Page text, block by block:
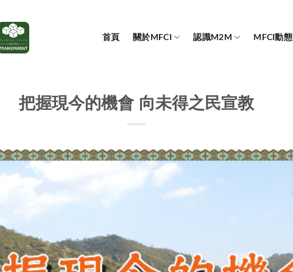
首頁 關於MFCI 認識M2M MFCI動態
把握現今的機會 向未得之民宣教